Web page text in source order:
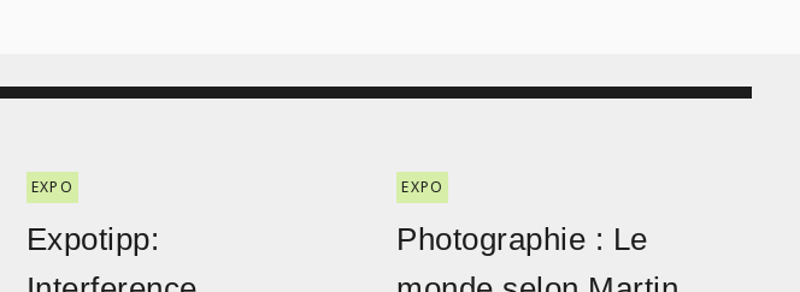
EXPO
Expotipp:
EXPO
Photographie : Le